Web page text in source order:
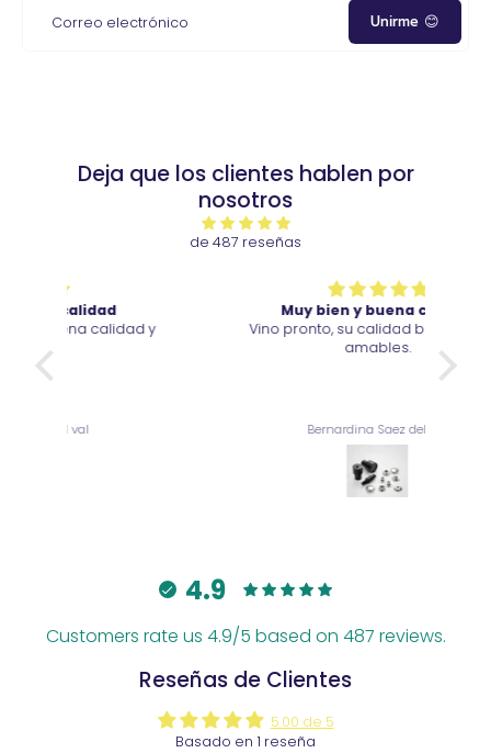
Correo electrónico Unirme 😊
Deja que los clientes hablen por
nosotros
de 487 reseñas
Muy bien y buena calidad
Vino pronto, su calidad buena y muy
Bernardina Saez del val
4.9
Customers rate us 4.9/5 based on 487 reviews.
Reseñas de Clientes
5.00 de 5
Basado en 1 reseña